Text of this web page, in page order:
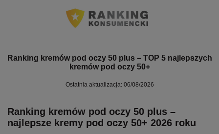
Ranking kremów pod oczy 50 plus – TOP 5 najlepszych
kremów pod oczy 50+
Ostatnia aktualizacja: 06/08/2026
Ranking kremów pod oczy 50 plus –
najlepsze kremy pod oczy 50+ 2026 roku